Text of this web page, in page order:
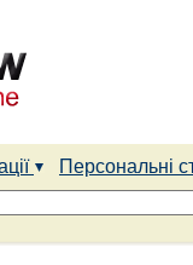
Персональні